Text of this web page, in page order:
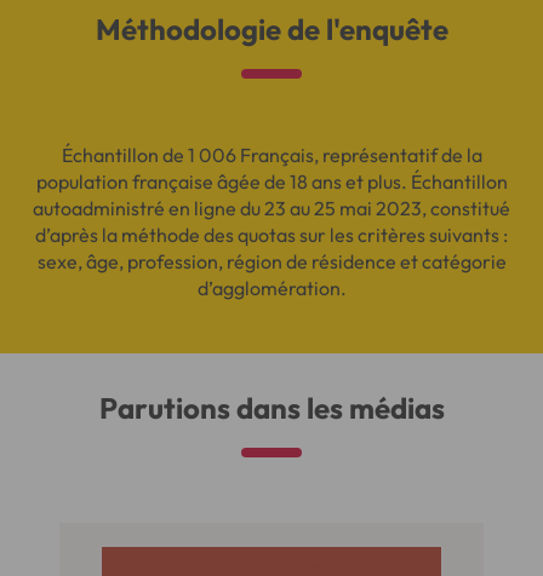
Méthodologie de l'enquête
Échantillon de 1 006 Français, représentatif de la
population française âgée de 18 ans et plus. Échantillon
autoadministré en ligne du 23 au 25 mai 2023, constitué
d’après la méthode des quotas sur les critères suivants :
sexe, âge, profession, région de résidence et catégorie
d’agglomération.
Parutions dans les médias